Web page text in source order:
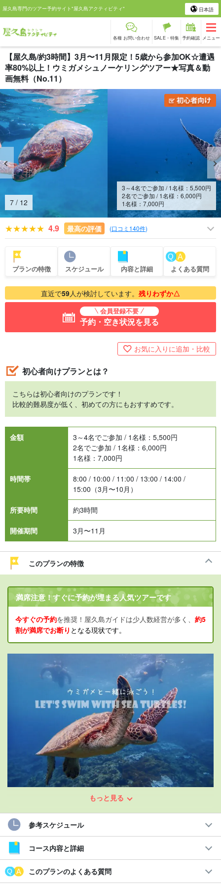
屋久島専門のツアー予約サイト"屋久島アクティビティ" 日本語
各種 お問い合わせ SALE・特集 予約確認 メニュー
【屋久島/約3時間】3月〜11月限定！5歳から参加OK☆遭遇
率80%以上！ウミガメシュノーケリングツアー★写真＆動
画無料（No.11）
8 / 12
3～4名でご参加 / 1名様： 5,500円
2名でご参加 / 1名様： 6,000円
1名様： 7,000円
4.9 最高の評価 (口コミ140件)
プランの特徴 スケジュール 内容と詳細 よくある質問
直近で59人が検討しています。 残りわずか△
会員登録不要
予約・空き状況を見る
お気に入りに追加・比較
初心者向けプランとは？
こちらは初心者向けのプランです！
比較的難易度が低く、初めての方にもおすすめです。
金額 3～4名でご参加 / 1名様： 5,500円
2名でご参加 / 1名様： 6,000円
1名様： 7,000円
時間帯
8:00 / 10:00 / 11:00 / 13:00 / 14:00 /
15:00（3月〜10月）
所要時間 約3時間
開催期間 3月〜11月
このプランの特徴
満席注意！すぐに予約が埋まる人気ツアーです
今すぐの予約を推奨！屋久島ガイドは少人数経営が多く、 約5
割が満席でお断り となる現状です。
なんとウミガメ遭遇率 80%以上
青く澄んだ世界自然遺産『屋久島』の海は豊かな生態系を育み、
ウミガメをはじめ様々な生き物たちが暮らしています。
そんな屋久島にあるウミガメスポットへ行ってシュノーケリング
もっと見る
参考スケジュール
コース内容と詳細
このプランのよくある質問